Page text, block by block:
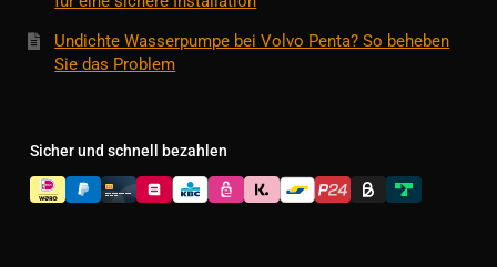
Undichte Wasserpumpe bei Volvo Penta? So beheben
Sie das Problem
Sicher und schnell bezahlen